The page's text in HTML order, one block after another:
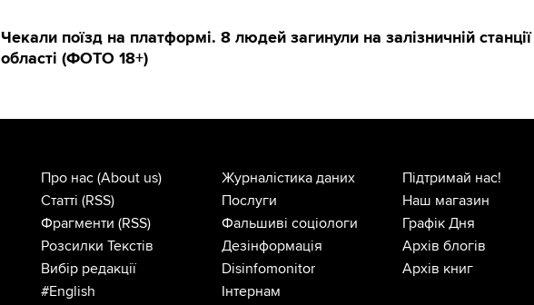
Чекали поїзд на платформі. 8 людей загинули на залізничній станції
області (ФОТО 18+)
Про нас (About us)
Статті (RSS)
Фрагменти (RSS)
Розсилки Текстів
Вибір редакції
#English
Журналістика даних
Послуги
Фальшиві соціологи
Дезінформація
Disinfomonitor
Інтернам
Підтримай нас!
Наш магазин
Графік Дня
Архів блогів
Архів книг